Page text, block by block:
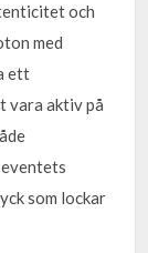
och
med
ett
vara aktiv på
som lockar